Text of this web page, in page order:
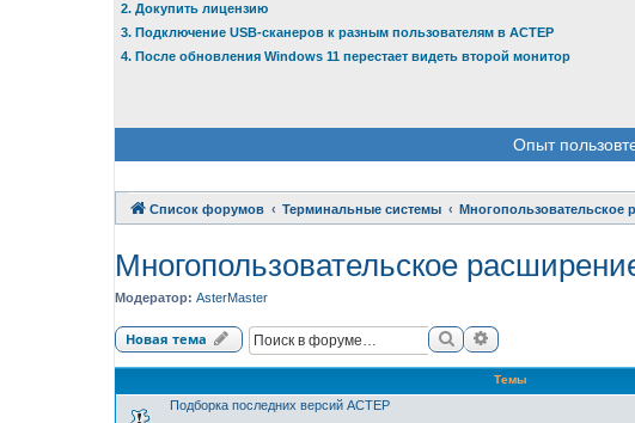
2. Докупить лицензию
3. Подключение USB-сканеров к разным пользователям в АСТЕР
4. После обновления Windows 11 перестает видеть второй монитор
Опыт
Список форумов Терминальные системы Многопользовательское
Многопользовательское
Модератор: AsterMaster
Новая тема ПоискРасширенный поиск
Темы
Подборка последних версий АСТЕР